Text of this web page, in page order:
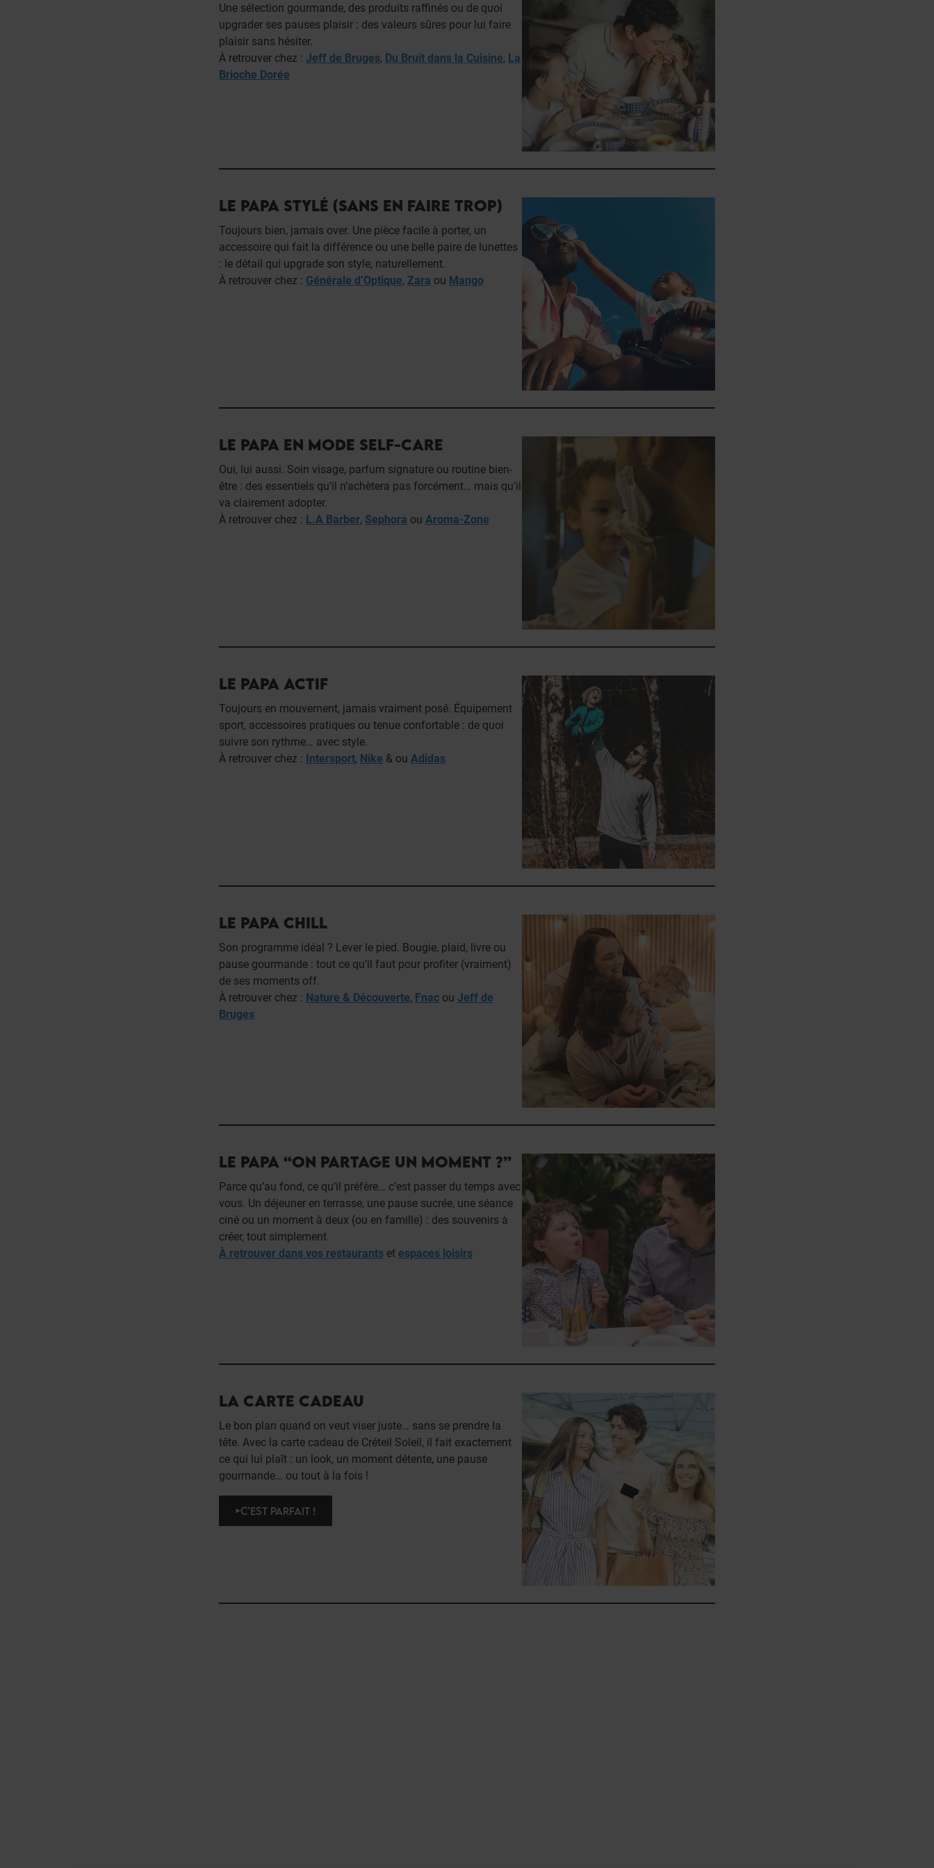
Une sélection gourmande, des produits raffinés ou de quoi
upgrader ses pauses plaisir : des valeurs sûres pour lui faire
plaisir sans hésiter.
À retrouver chez : Jeff de Bruges, Du Bruit dans la Cuisine, La
Brioche Dorée
LE PAPA STYLÉ (SANS EN FAIRE TROP)
Toujours bien, jamais over. Une pièce facile à porter, un
accessoire qui fait la différence ou une belle paire de lunettes
: le détail qui upgrade son style, naturellement.
À retrouver chez : Générale d’Optique, Zara ou Mango
LE PAPA EN MODE SELF-CARE
Oui, lui aussi. Soin visage, parfum signature ou routine bien-
être : des essentiels qu’il n’achètera pas forcément… mais qu’il
va clairement adopter.
À retrouver chez : L.A Barber, Sephora ou Aroma-Zone
LE PAPA ACTIF
Toujours en mouvement, jamais vraiment posé. Équipement
sport, accessoires pratiques ou tenue confortable : de quoi
suivre son rythme… avec style.
À retrouver chez : Intersport, Nike & ou Adidas
LE PAPA CHILL
Son programme idéal ? Lever le pied. Bougie, plaid, livre ou
pause gourmande : tout ce qu’il faut pour profiter (vraiment)
de ses moments off.
À retrouver chez : Nature & Découverte, Fnac ou Jeff de
Bruges
LE PAPA “ON PARTAGE UN MOMENT ?”
Parce qu’au fond, ce qu’il préfère… c’est passer du temps avec
vous. Un déjeuner en terrasse, une pause sucrée, une séance
ciné ou un moment à deux (ou en famille) : des souvenirs à
créer, tout simplement.
À retrouver dans vos restaurants et espaces loisirs
LA CARTE CADEAU
Le bon plan quand on veut viser juste… sans se prendre la
tête. Avec la carte cadeau de Créteil Soleil, il fait exactement
ce qui lui plaît : un look, un moment détente, une pause
gourmande… ou tout à la fois !
C’EST PARFAIT !